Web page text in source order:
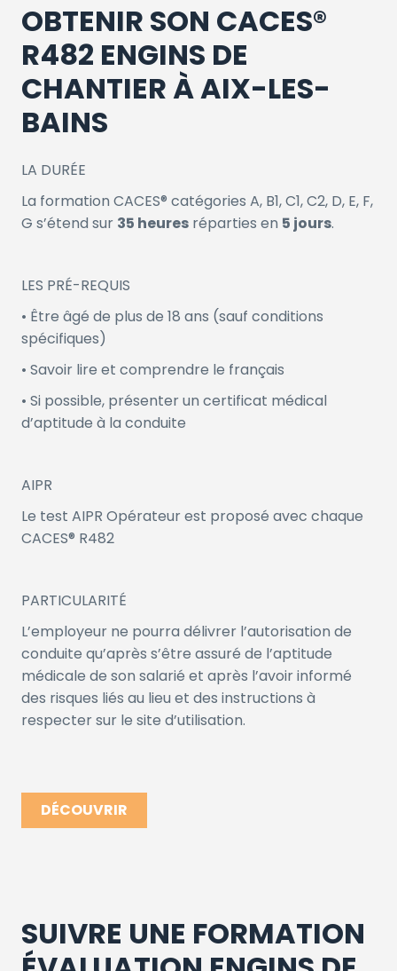
OBTENIR SON CACES®
R482 ENGINS DE
CHANTIER À AIX-LES-
BAINS
LA DURÉE
La formation CACES® catégories A, B1, C1, C2, D, E, F,
G s’étend sur 35 heures réparties en 5 jours.
LES PRÉ-REQUIS
• Être âgé de plus de 18 ans (sauf conditions
spécifiques)
• Savoir lire et comprendre le français
• Si possible, présenter un certificat médical
d’aptitude à la conduite
AIPR
Le test AIPR Opérateur est proposé avec chaque
CACES® R482
PARTICULARITÉ
L’employeur ne pourra délivrer l’autorisation de
conduite qu’après s’être assuré de l’aptitude
médicale de son salarié et après l’avoir informé
des risques liés au lieu et des instructions à
respecter sur le site d’utilisation.
DÉCOUVRIR
SUIVRE UNE FORMATION